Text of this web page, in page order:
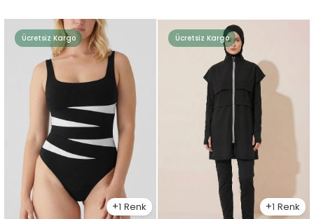
1
Ücretsiz Kargo
1
Ücretsiz Kargo